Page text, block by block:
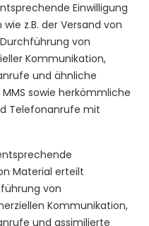
Einwilligung
z.B. der Versand von
von
Kommunikation,
und ähnliche
MMS sowie herkömmliche
Telefonanrufe mit
Material erteilt
von
Kommunikation,
und assimilierte